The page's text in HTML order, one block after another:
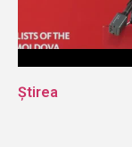
Știrea